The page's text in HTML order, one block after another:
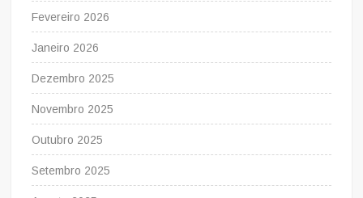
Fevereiro 2026
Janeiro 2026
Dezembro 2025
Novembro 2025
Outubro 2025
Setembro 2025